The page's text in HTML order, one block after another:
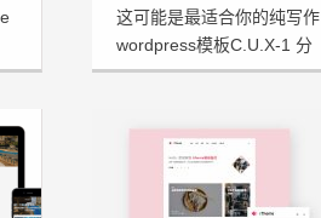
这可能是最适合你的纯写作
wordpress模板C.U.X-1 分
享